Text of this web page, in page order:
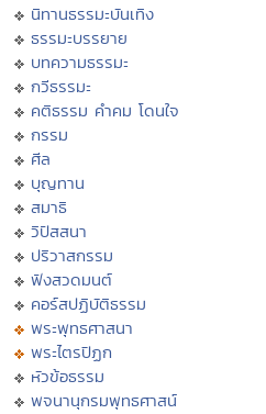
นิทานธรรมะบันเทิง
ธรรมะบรรยาย
บทความธรรมะ
กวีธรรมะ
คติธรรม คำคม โดนใจ
กรรม
ศีล
บุญทาน
สมาธิ
วิปัสสนา
ปริวาสกรรม
ฟังสวดมนต์
คอร์สปฏิบัติธรรม
พระพุทธศาสนา
พระไตรปิฏก
หัวข้อธรรม
พจนานุกรมพุทธศาสน์